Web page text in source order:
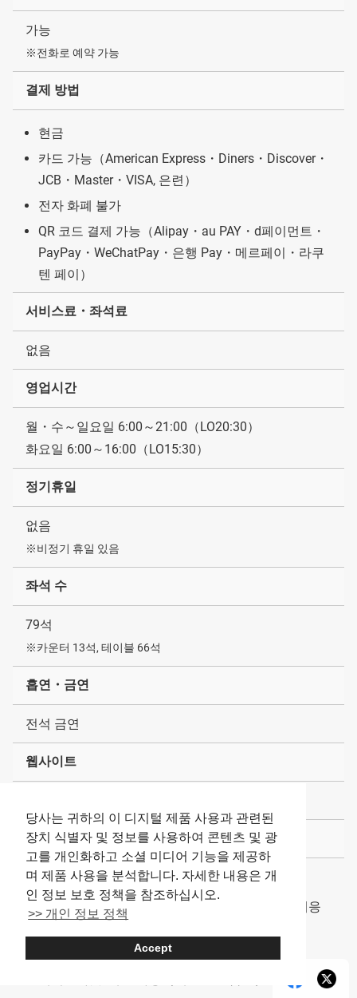
당사는 귀하의 이 디지털 제품 사용과 관련된
장치 식별자 및 정보를 사용하여 콘텐츠 및 광
고를 개인화하고 소셜 미디어 기능을 제공하
며 제품 사용을 분석합니다. 자세한 내용은 개
인 정보 보호 정책을 참조하십시오.
>> 개인 정보 정책
Accept
가능
※전화로 예약 가능
결제 방법
현금
카드 가능（American Express・Diners・Discover・
JCB・Master・VISA, 은련）
전자 화폐 불가
QR 코드 결제 가능（Alipay・au PAY・d페이먼트・
PayPay・WeChatPay・은행 Pay・메르페이・라쿠
텐 페이）
서비스료・좌석료
없음
영업시간
월・수～일요일 6:00～21:00（LO20:30）
화요일 6:00～16:00（LO15:30）
정기휴일
없음
※비정기 휴일 있음
좌석 수
79석
※카운터 13석, 테이블 66석
흡연・금연
전석 금연
웹사이트
기타
일본어・영어・중국어・한국어 메뉴북만 있음
알레르기 대응 메뉴, 비건・채식주의자・할랄 대응